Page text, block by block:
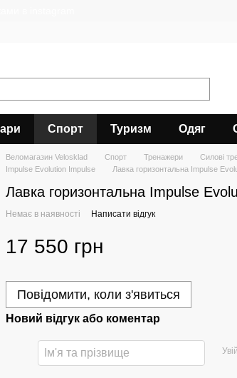
Спорт Туризм Одяг
Веломагазин Velosklad Спорт Тренажери Силові
Impulse Evolution Impulse
Лавка горизонтальна Impulse
Лавка горизонтальна Impulse
Немає в наявності Написати відгук
17 550 грн
Повідомити, коли з'явиться
Новий відгук або коментар